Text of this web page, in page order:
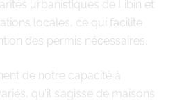
urbanistiques de Libin et
locales, ce qui facilite
des permis nécessaires.
de notre capacité à
qu’il s’agisse de maisons